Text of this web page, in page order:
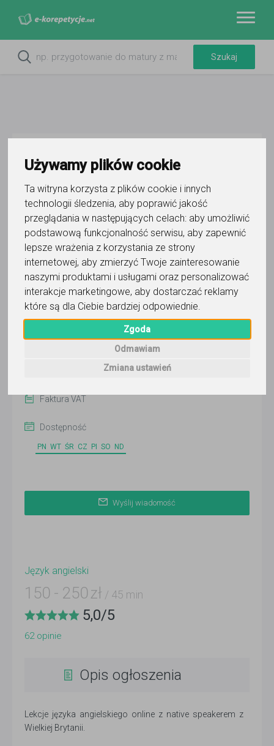
Używamy plików cookie
Ta witryna korzysta z plików cookie i innych
technologii śledzenia, aby poprawić jakość
przeglądania w następujących celach: aby umożliwić
podstawową funkcjonalność serwisu, aby zapewnić
lepsze wrażenia z korzystania ze strony
internetowej, aby zmierzyć Twoje zainteresowanie
naszymi produktami i usługami oraz personalizować
interakcje marketingowe, aby dostarczać reklamy
które są dla Ciebie bardziej odpowiednie
Zgoda
Odmawiam
Zmiana ustawień
Oznacz wystąpienie kontaktu
Rebecca Klimko
Wyślij wiadomość
Ostatnia aktywność:
6 dni temu
Online
Faktura VAT
Dostępność
PN WT ŚR CZ PI SO ND
Wyślij wiadomość
Język angielski
150 - 250 zł / 45 min
5,0/5
62opinie
Opis ogłoszenia
Lekcje języka angielskiego online z native speakerem z
Wielkiej Brytanii.